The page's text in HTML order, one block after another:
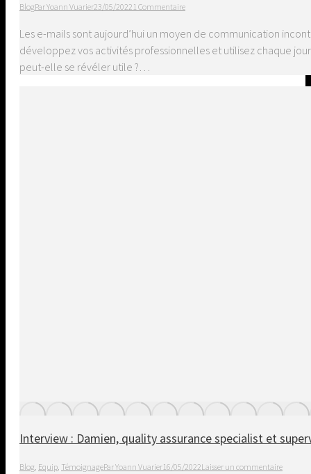
BlogParYoann Vuarier23/05/2022 1 Commentaire
Les e-mails sont aujourd’hui un moyen de communication
développez vos activités professionnelles et utilisez chaque
peut-elle se révéler utile ?…
Interview : Damien, quality assurance specialist et
Blog Equip TémoignageParYoann Vuarier16/05/2022Laisser un commentaire